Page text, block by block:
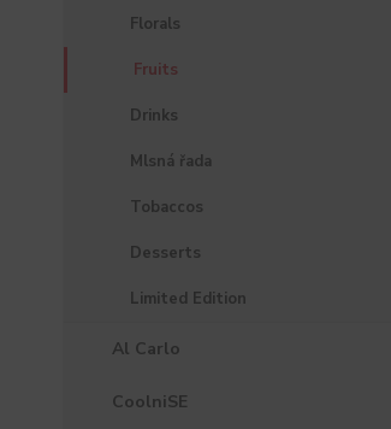
Florals
Fruits
Drinks
Mlsná řada
Tobaccos
Desserts
Limited Edition
Al Carlo
CoolniSE